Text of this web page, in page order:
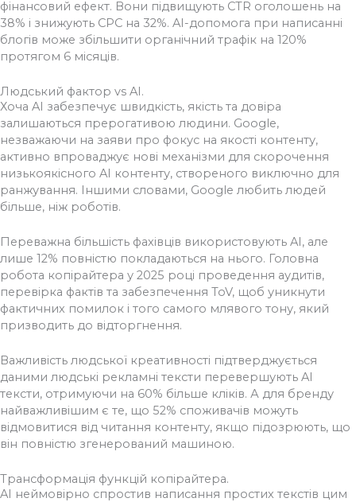
фінансовий ефект. Вони підвищують CTR оголошень на
38% і знижують CPC на 32%. AI-допомога при написанні
блогів може збільшити органічний трафік на 120%
протягом 6 місяців.
Людський фактор vs AI.
Хоча AI забезпечує швидкість, якість та довіра
залишаються прерогативою людини. Google,
незважаючи на заяви про фокус на якості контенту,
активно впроваджує нові механізми для скорочення
низькоякісного AI контенту, створеного виключно для
ранжування. Іншими словами, Google любить людей
більше, ніж роботів.
Переважна більшість фахівців використовують AI, але
лише 12% повністю покладаються на нього. Головна
робота копірайтера у 2025 році проведення аудитів,
перевірка фактів та забезпечення ToV, щоб уникнути
фактичних помилок і того самого млявого тону, який
призводить до відторгнення.
Важливість людської креативності підтверджується
даними людські рекламні тексти перевершують AI
тексти, отримуючи на 60% більше кліків. А для бренду
найважливішим є те, що 52% споживачів можуть
відмовитися від читання контенту, якщо підозрюють, що
він повністю згенерований машиною.
Трансформація функцій копірайтера.
AI неймовірно спростив написання простих текстів цим